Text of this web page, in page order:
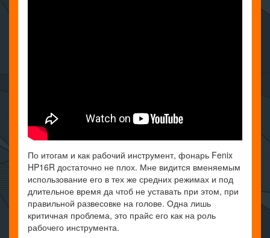
По итогам и как рабочий инструмент, фонарь Fenix
HP16R достаточно не плох. Мне видится вменяемым
использование его в тех же средних режимах и под
длительное время да чтоб не уставать при этом, при
правильной развесовке на голове. Одна лишь
критичная проблема, это прайс его как на роль
рабочего инструмента.